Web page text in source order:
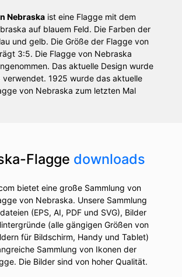
Nebraskaist eine Flagge mit dem
auf blauem Feld. Die Farben der
und gelb. Die Größe der Flagge von
3:5. Die Flagge von Nebraska
Das aktuelle Design wurde
verwendet. 1925 wurde das aktuelle
von Nebraska zum letzten Mal
Flagge downloads
bietet eine große Sammlung von
von Nebraska. Unsere Sammlung
(EPS, AI, PDF und SVG), Bilder
(alle gängigen Größen von
für Bildschirm, Handy und Tablet)
Sammlung von Ikonen der
Die Bilder sind von hoher Qualität.